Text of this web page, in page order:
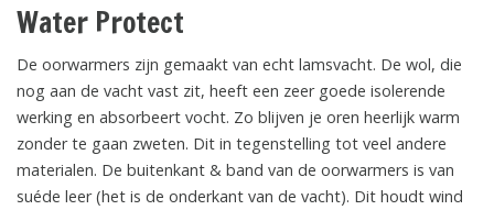
Water Protect
De oorwarmers zijn gemaakt van echt lamsvacht. De wol, die
nog aan de vacht vast zit, heeft een zeer goede isolerende
werking en absorbeert vocht. Zo blijven je oren heerlijk warm
zonder te gaan zweten. Dit in tegenstelling tot veel andere
materialen. De buitenkant & band van de oorwarmers is van
suéde leer (het is de onderkant van de vacht). Dit houdt wind